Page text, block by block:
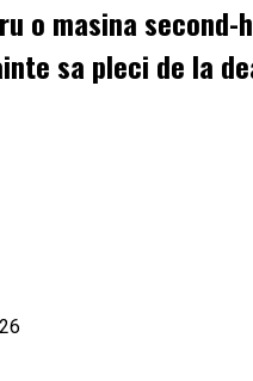
o masina
sa pleci de la